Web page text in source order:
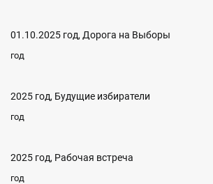
01.10.2025 год, Дорога на Выборы
год
2025 год, Будущие избиратели
год
2025 год, Рабочая встреча
год